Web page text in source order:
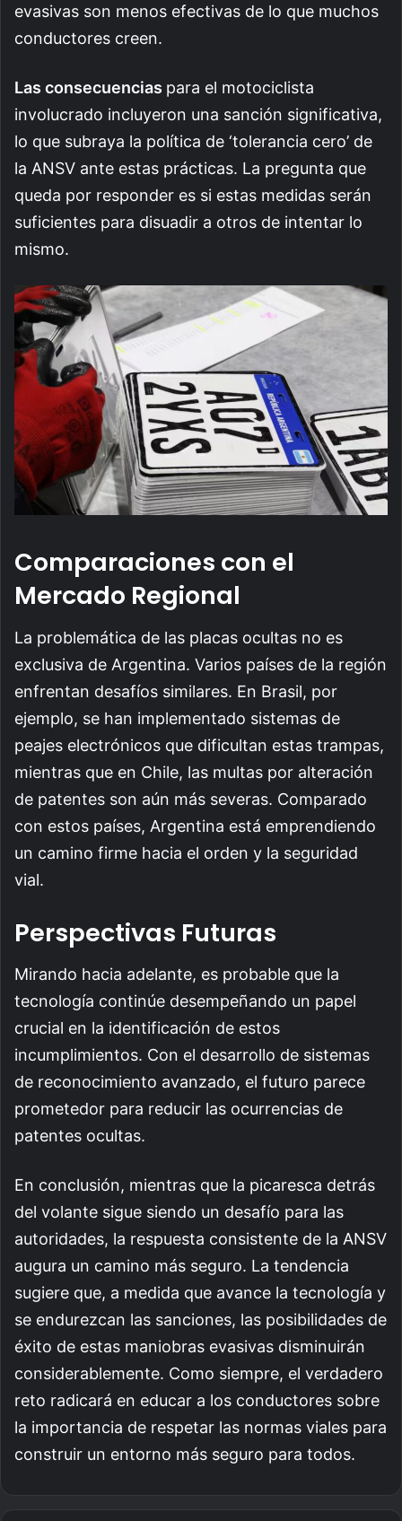
evasivas son menos efectivas de lo que muchos
conductores creen.
Las consecuencias para el motociclista
involucrado incluyeron una sanción significativa,
lo que subraya la política de ‘tolerancia cero’ de
la ANSV ante estas prácticas. La pregunta que
queda por responder es si estas medidas serán
suficientes para disuadir a otros de intentar lo
mismo.
Comparaciones con el
Mercado Regional
La problemática de las placas ocultas no es
exclusiva de Argentina. Varios países de la región
enfrentan desafíos similares. En Brasil, por
ejemplo, se han implementado sistemas de
peajes electrónicos que dificultan estas trampas,
mientras que en Chile, las multas por alteración
de patentes son aún más severas. Comparado
con estos países, Argentina está emprendiendo
un camino firme hacia el orden y la seguridad
vial.
Perspectivas Futuras
Mirando hacia adelante, es probable que la
tecnología continúe desempeñando un papel
crucial en la identificación de estos
incumplimientos. Con el desarrollo de sistemas
de reconocimiento avanzado, el futuro parece
prometedor para reducir las ocurrencias de
patentes ocultas.
En conclusión, mientras que la picaresca detrás
del volante sigue siendo un desafío para las
autoridades, la respuesta consistente de la ANSV
augura un camino más seguro. La tendencia
sugiere que, a medida que avance la tecnología y
se endurezcan las sanciones, las posibilidades de
éxito de estas maniobras evasivas disminuirán
considerablemente. Como siempre, el verdadero
reto radicará en educar a los conductores sobre
la importancia de respetar las normas viales para
construir un entorno más seguro para todos.